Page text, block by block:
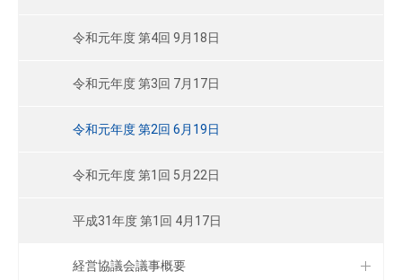
令和元年度 第4回 9月18日
令和元年度 第3回 7月17日
令和元年度 第2回 6月19日
令和元年度 第1回 5月22日
平成31年度 第1回 4月17日
経営協議会議事概要